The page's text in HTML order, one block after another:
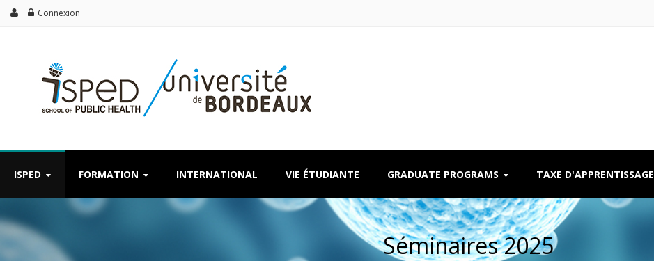
Connexion
ISPED FORMATION INTERNATIONAL VIE ÉTUDIANTE GRADUATE PROGRAMS TAXE D'APPRENTISSAGE
Séminaires 2025